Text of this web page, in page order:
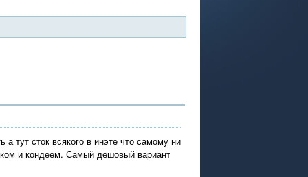
тут сток всякого в инэте что самому ни
и кондеем. Самый дешовый вариант